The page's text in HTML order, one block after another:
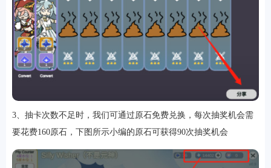
3、抽卡次数不足时，我们可通过原石免费兑换，每次抽奖机会需
要花费160原石，下图所示小编的原石可获得90次抽奖机会